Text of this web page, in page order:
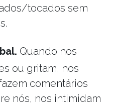
tocados sem
Quando nos
ou gritam, nos
comentários
nós, nos intimidam